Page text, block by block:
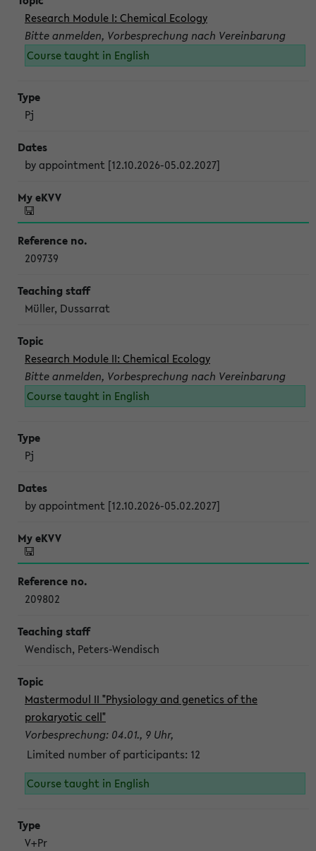
Research Module I: Chemical Ecology
Bitte anmelden, Vorbesprechung nach Vereinbarung
Course taught in English
Pj
by appointment [12.10.2026-05.02.2027]
209739
Müller, Dussarrat
Research Module II: Chemical Ecology
Bitte anmelden, Vorbesprechung nach Vereinbarung
Course taught in English
Pj
by appointment [12.10.2026-05.02.2027]
209802
Wendisch, Peters-Wendisch
Mastermodul II "Physiology and genetics of the
prokaryotic cell"
Vorbesprechung: 04.01., 9 Uhr,
Limited number of participants: 12
Course taught in English
V+Pr